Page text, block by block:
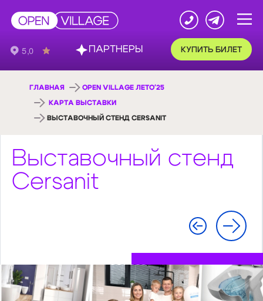
КУПИТЬ БИЛЕТ
ГЛАВНАЯ OPEN VILLAGE ЛЕТО'25
КАРТА ВЫСТАВКИ
ВЫСТАВОЧНЫЙ СТЕНД CERSANIT
Выставочный стенд
Cersanit